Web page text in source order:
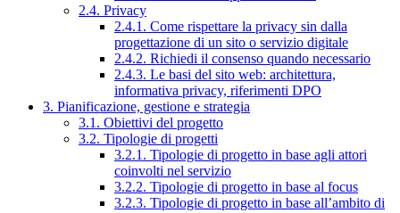
2.4. Privacy
2.4.1. Come rispettare la privacy sin dalla
progettazione di un sito o servizio digitale
2.4.2. Richiedi il consenso quando necessario
2.4.3. Le basi del sito web: architettura,
informativa privacy, riferimenti DPO
3. Pianificazione, gestione e strategia
3.1. Obiettivi del progetto
3.2. Tipologie di progetti
3.2.1. Tipologie di progetto in base agli attori
coinvolti nel servizio
3.2.2. Tipologie di progetto in base al focus
3.2.3. Tipologie di progetto in base all’ambito di